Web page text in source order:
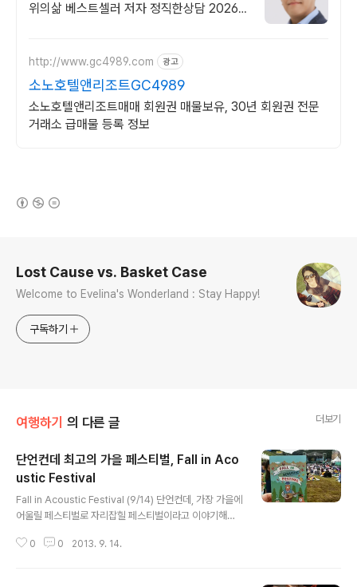
위의삶 베스트셀러 저자 정직한상담 2026
http://www.gc4989.com 광고
소노호텔앤리조트GC4989
소노호텔앤리조트매매 회원권 매물보유, 30년 회원권 전문
거래소 급매물 등록 정보
Lost Cause vs. Basket Case
Welcome to Evelina's Wonderland : Stay Happy!
구독하기
여행하기 의 다른 글 더보기
단언컨데 최고의 가을 페스티벌, Fall in Aco
ustic Festival
Fall in Acoustic Festival (9/14) 단언컨데, 가장 가을에
어울릴 페스티벌로 자리잡힐 페스티벌이라고 이야기해봅
거라고 생각했던 것과는 달리, 약간 여유롭게 도착해보니
0 0 2013. 9. 14.